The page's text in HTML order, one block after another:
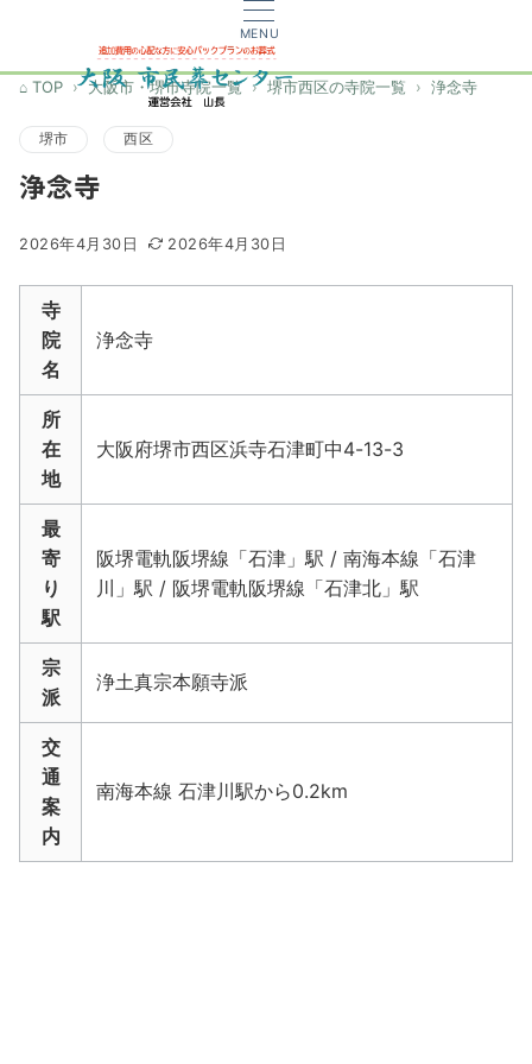
MENU
TOP 大阪市・堺市寺院一覧 堺市西区の寺院一覧 浄念寺
堺市 西区
浄念寺
2026年4月30日 2026年4月30日
寺
院
名
浄念寺
所
在
地
大阪府堺市西区浜寺石津町中4-13-3
最
寄
り
駅
阪堺電軌阪堺線「石津」駅 / 南海本線「石津
川」駅 / 阪堺電軌阪堺線「石津北」駅
宗
派
浄土真宗本願寺派
交
通
案
内
南海本線 石津川駅から0.2km